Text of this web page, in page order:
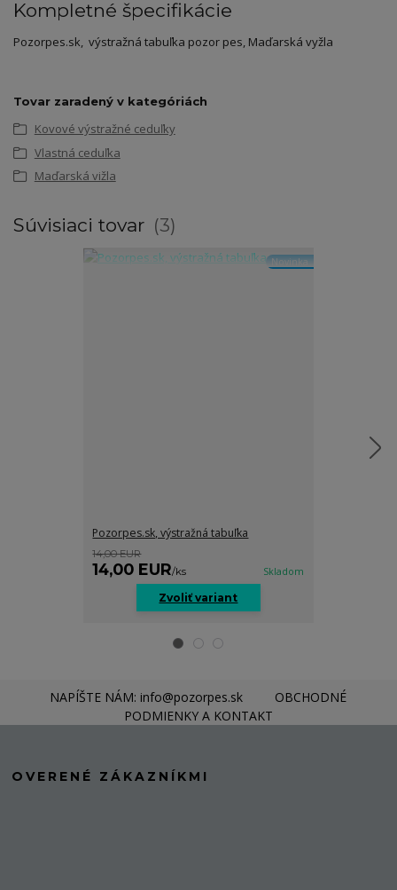
Kompletné špecifikácie
Pozorpes.sk, výstražná tabuľka pozor pes, Maďarská vyžla
Tovar zaradený v kategóriách
Kovové výstražné ceduľky
Vlastná ceduľka
Maďarská vižla
Súvisiaci tovar 3
Novinka
Pozorpes.sk, výstražná tabuľka
14,00 EUR
14,00 EUR/ks Skladom
Zvoliť variant
NAPÍŠTE NÁM: info@pozorpes.sk
OBCHODNÉ
PODMIENKY A KONTAKT
OVERENÉ ZÁKAZNÍKMI